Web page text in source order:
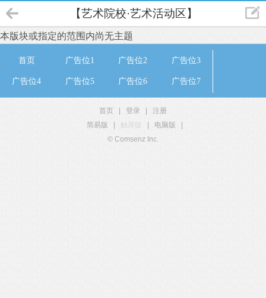
【艺术院校·艺术活动区】
本版块或指定的范围内尚无主题
首页 广告位1 广告位2 广告位3
广告位4 广告位5 广告位6 广告位7
首页 登录
注册
简易版
触屏版 电脑版
© Comsenz Inc.